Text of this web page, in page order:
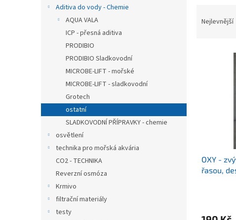
Aditiva do vody - Chemie
AQUA VALA
ICP - přesná aditiva
PRODIBIO
PRODIBIO Sladkovodní
MICROBE-LIFT - mořské
MICROBE-LIFT - sladkovodní
Grotech
ostatní
SLADKOVODNÍ PŘÍPRAVKY - chemie
osvětlení
technika pro mořská akvária
CO2 - TECHNIKA
Reverzní osmóza
Krmivo
filtrační materiály
testy
Nejlevnější
OXY -
řasou,